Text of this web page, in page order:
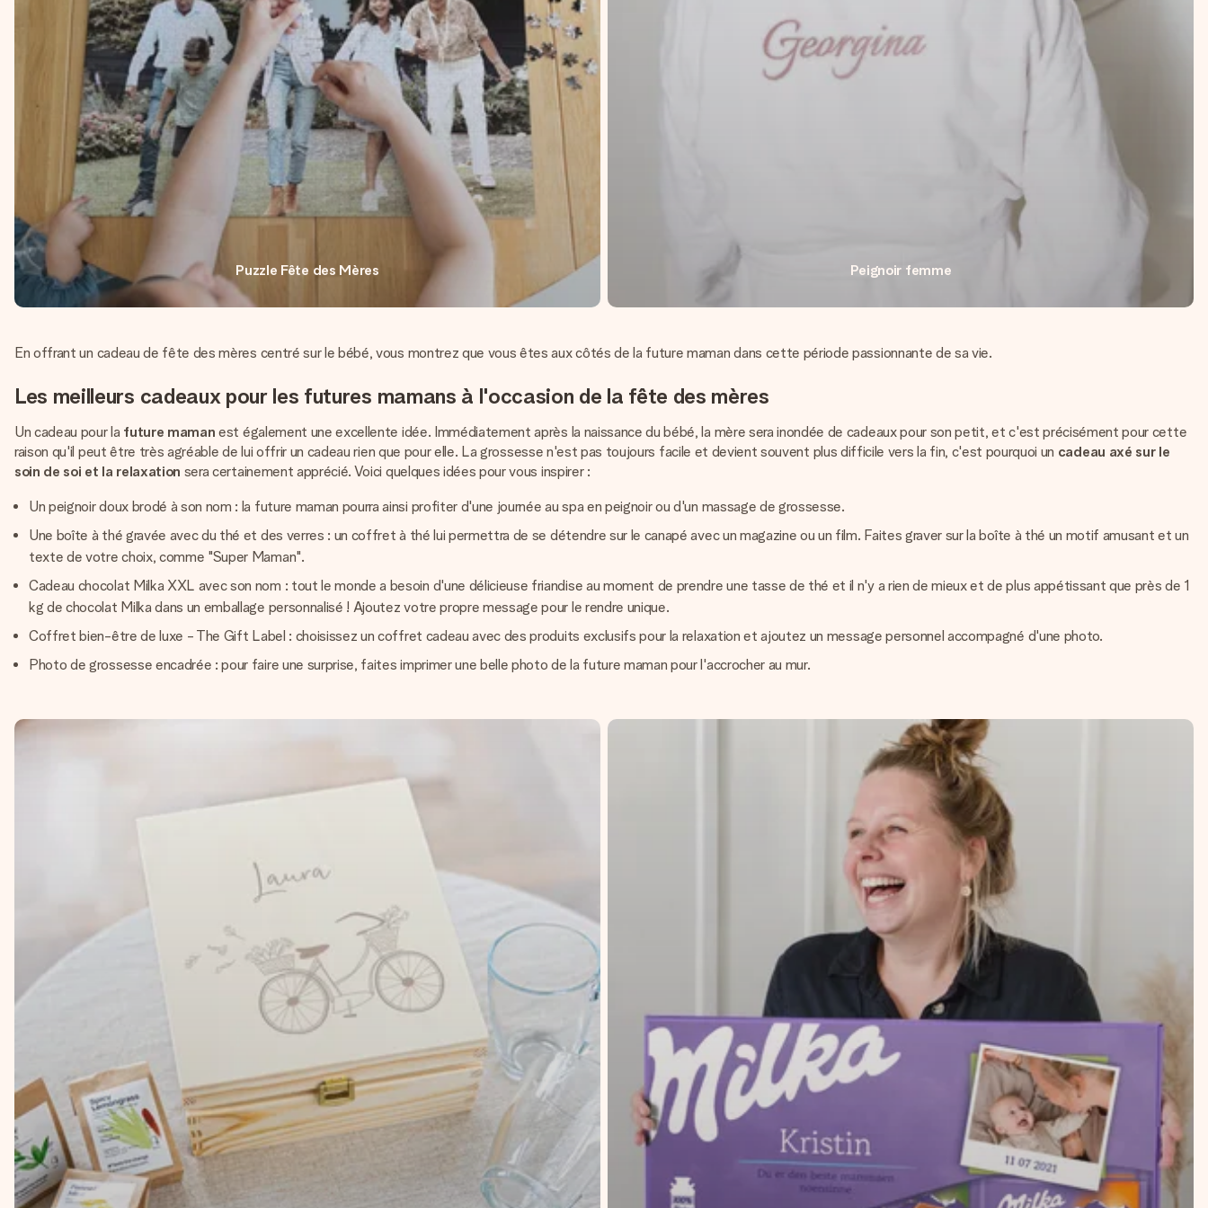
Puzzle Fête des Mères Peignoir femme
En offrant un cadeau de fête des mères centré sur le bébé, vous montrez que vous êtes aux côtés de la future maman dans cette période passionnante de sa vie.
Les meilleurs cadeaux pour les futures mamans à l'occasion de la fête des mères
Un cadeau pour la future maman est également une excellente idée. Immédiatement après la naissance du bébé, la mère sera inondée de cadeaux pour son petit, et c'est précisément pour cette
raison qu'il peut être très agréable de lui offrir un cadeau rien que pour elle. La grossesse n'est pas toujours facile et devient souvent plus difficile vers la fin, c'est pourquoi un cadeau axé sur le
soin de soi et la relaxation sera certainement apprécié. Voici quelques idées pour vous inspirer :
Un peignoir doux brodé à son nom : la future maman pourra ainsi profiter d'une journée au spa en peignoir ou d'un massage de grossesse.
Une boîte à thé gravée avec du thé et des verres : un coffret à thé lui permettra de se détendre sur le canapé avec un magazine ou un film. Faites graver sur la boîte à thé un motif amusant et un
texte de votre choix, comme "Super Maman".
Cadeau chocolat Milka XXL avec son nom : tout le monde a besoin d'une délicieuse friandise au moment de prendre une tasse de thé et il n'y a rien de mieux et de plus appétissant que près de 1
kg de chocolat Milka dans un emballage personnalisé ! Ajoutez votre propre message pour le rendre unique.
Coffret bien-être de luxe - The Gift Label : choisissez un coffret cadeau avec des produits exclusifs pour la relaxation et ajoutez un message personnel accompagné d'une photo.
Photo de grossesse encadrée : pour faire une surprise, faites imprimer une belle photo de la future maman pour l'accrocher au mur.